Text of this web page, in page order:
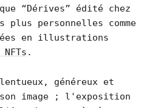
“Dérives” édité chez
plus personnelles comme
en illustrations
.
généreux et
image ; l'exposition